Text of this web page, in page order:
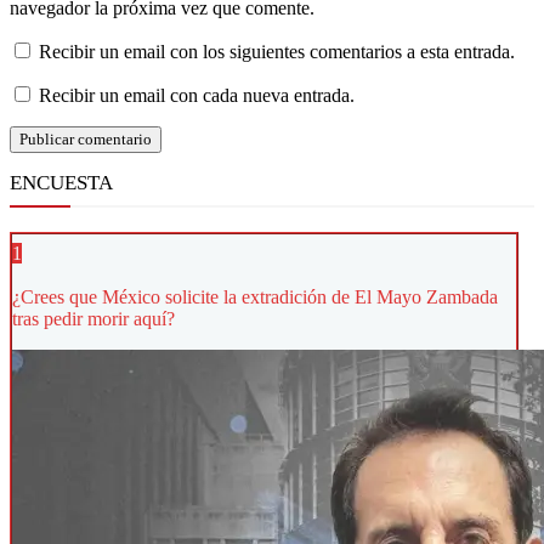
navegador la próxima vez que comente.
Recibir un email con los siguientes comentarios a esta entrada.
Recibir un email con cada nueva entrada.
ENCUESTA
1
¿Crees que México solicite la extradición de El Mayo Zambada
tras pedir morir aquí?